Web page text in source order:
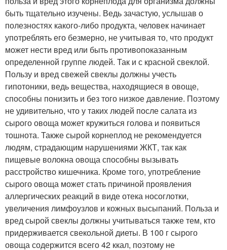
быть тщательно изучены. Ведь зачастую, услышав о
полезностях какого-либо продукта, человек начинает
употреблять его безмерно, не учитывая то, что продукт
может нести вред или быть противопоказанным
определенной группе людей. Так и с красной свеклой.
Пользу и вред свежей свеклы должны учесть
гипотоники, ведь вещества, находящиеся в овоще,
способны понизить и без того низкое давление. Поэтому
не удивительно, что у таких людей после салата из
сырого овоща может кружиться голова и появиться
тошнота. Также сырой корнеплод не рекомендуется
людям, страдающим нарушениями ЖКТ, так как
пищевые волокна овоща способны вызывать
расстройство кишечника. Кроме того, употребление
сырого овоща может стать причиной проявления
аллергических реакций в виде отека носоглотки,
увеличения лимфоузлов и кожных высыпаний. Польза и
вред сырой свеклы должны учитываться также тем, кто
придерживается свекольной диеты. В 100 г сырого
овоща содержится всего 42 ккал, поэтому не